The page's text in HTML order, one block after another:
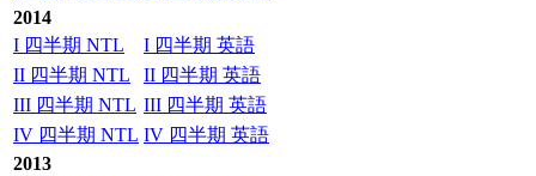
2014
I 四半期 NTL
I 四半期 英語
II 四半期 NTL
II 四半期 英語
III 四半期 NTL III 四半期 英語
IV 四半期 NTL IV 四半期 英語
2013